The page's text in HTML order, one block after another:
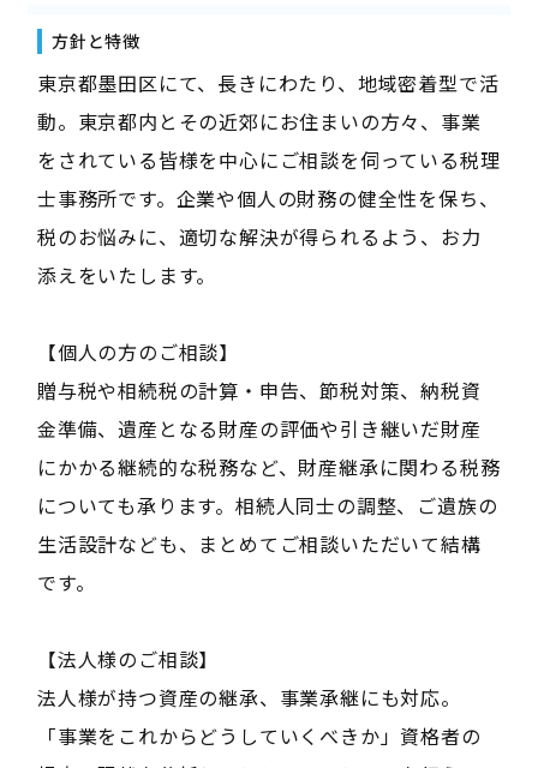
方針と特徴
東京都墨田区にて、長きにわたり、地域密着型で活
動。東京都内とその近郊にお住まいの方々、事業
をされている皆様を中心にご相談を伺っている税理
士事務所です。企業や個人の財務の健全性を保ち、
税のお悩みに、適切な解決が得られるよう、お力
添えをいたします。
【個人の方のご相談】
贈与税や相続税の計算・申告、節税対策、納税資
金準備、遺産となる財産の評価や引き継いだ財産
にかかる継続的な税務など、財産継承に関わる税務
についても承ります。相続人同士の調整、ご遺族の
生活設計なども、まとめてご相談いただいて結構
です。
【法人様のご相談】
法人様が持つ資産の継承、事業承継にも対応。
「事業をこれからどうしていくべきか」資格者の